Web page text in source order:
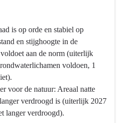
is op orde en stabiel op
en stijghoogte in de
aan de norm (uiterlijk
voldoen, 1
voor de natuur: Areaal natte
verdroogd is (uiterlijk 2027
langer verdroogd).